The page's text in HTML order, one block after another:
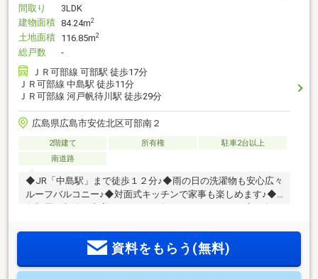
間取り
3LDK
建物面積 84.24m2
土地面積 116.85m2
総戸数
-
ＪＲ可部線 可部駅 徒歩17分
ＪＲ可部線 中島駅 徒歩11分
ＪＲ可部線 河戸帆待川駅 徒歩29分
広島県広島市安佐北区可部南２
2階建て 所有権
駐車2台以上
南道路
◆JR「中島駅」まで徒歩１２分♪◆雨の日の洗濯物も安心広々
ルーフバルコニー♪◆対面式キッチンで家事も楽しめます♪◆
モニターインターホン現地見学随時受付中です♪詳細はお気軽
にお問い合わせください♪資料をもらう(無料)